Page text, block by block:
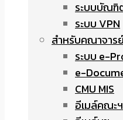
ระบบบัณฑิ
ระบบ VPN
สำหรับคณาจาร
ระบบ e-
e-
CMU MIS
อีเมล์คณะฯ